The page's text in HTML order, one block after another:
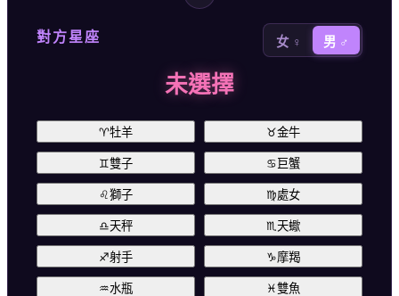
對方星座 女 ♀ 男 ♂
未選擇
♈牡羊 ♉金牛
♊雙子 ♋ 巨蟹
♌獅子 ♍處女
♎天秤 ♏ 天蠍
♐射手 ♑摩羯
♒水瓶 ♓雙魚